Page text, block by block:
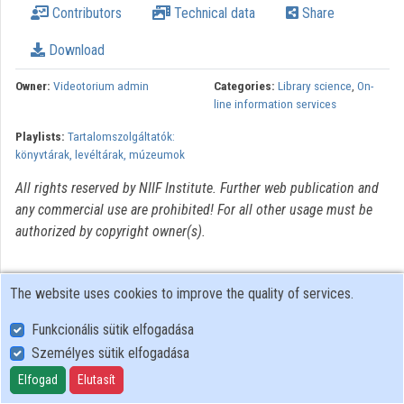
Contributors Technical data Share
Download
Owner: Videotorium admin Categories: Library science, On-
line information services
Playlists: Tartalomszolgáltatók:
könyvtárak, levéltárak, múzeumok
All rights reserved by NIIF Institute. Further web publication and
any commercial use are prohibited! For all other usage must be
authorized by copyright owner(s).
User Policy
Adatkezelési tájékoztató (en)
Cookie Policy
The website uses cookies to improve the quality of services.
Funkcionális sütik elfogadása
Személyes sütik elfogadása
Elfogad Elutasít